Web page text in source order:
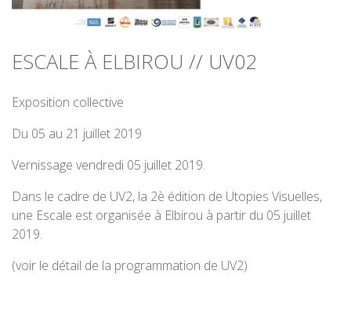
ESCALE À ELBIROU // UV02
Exposition collective
Du 05 au 21 juillet 2019
Vernissage vendredi 05 juillet 2019.
Dans le cadre de UV2, la 2è édition de Utopies Visuelles,
une Escale est organisée à Elbirou à partir du 05 juillet
2019.
(voir le détail de la programmation de UV2)